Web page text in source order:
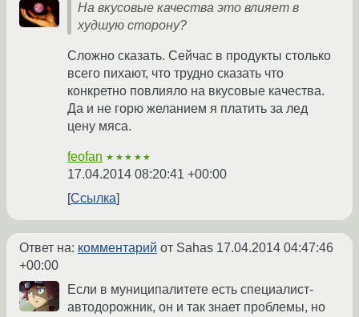
На вкусовые качества это влияет в
худшую сторону?
Сложно сказать. Сейчас в продукты столько
всего пихают, что трудно сказать что
конкретно повлияло на вкусовые качества.
Да и не горю желанием я платить за лед
цену мяса.
feofan ★★★★★
17.04.2014 08:20:41 +00:00
Ссылка
Ответ на: комментарий от Sahas 17.04.2014 04:47:46
+00:00
Если в муниципалитете есть специалист-
автодорожник, он и так знает проблемы, но